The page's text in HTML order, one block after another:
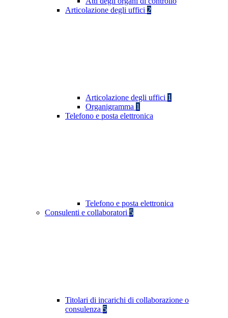
Articolazione degli uffici 2
Articolazione degli uffici 1
Organigramma 1
Telefono e posta elettronica
Telefono e posta elettronica
Consulenti e collaboratori 5
Titolari di incarichi di collaborazione o
consulenza 5